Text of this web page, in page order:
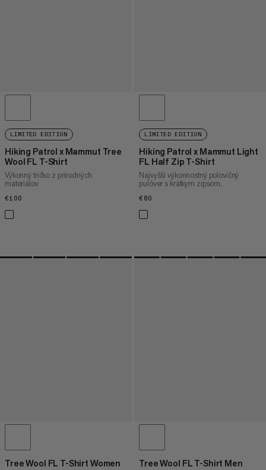
LIMITED EDITION
Hiking Patrol x Mammut Tree
Wool FL T-Shirt
Výkonný tričko z prírodných
materiálov
€100
LIMITED EDITION
Hiking Patrol x Mammut Light
FL Half Zip T-Shirt
Najvyšší výkonnostný polovičný
pulóver s krátkym zipsom.
€80
Tree Wool FL T-Shirt Women Tree Wool FL T-Shirt Men